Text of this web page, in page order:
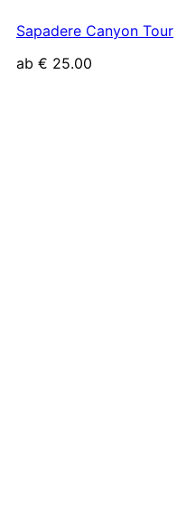
Sapadere Canyon Tour
ab € 25.00